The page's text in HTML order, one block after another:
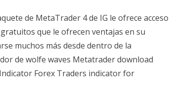
de MetaTrader 4 de IG le ofrece acceso
que le ofrecen ventajas en su
muchos más desde dentro de la
de wolfe waves Metatrader download
Forex Traders indicator for